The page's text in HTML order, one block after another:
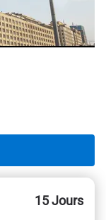
15 Jours